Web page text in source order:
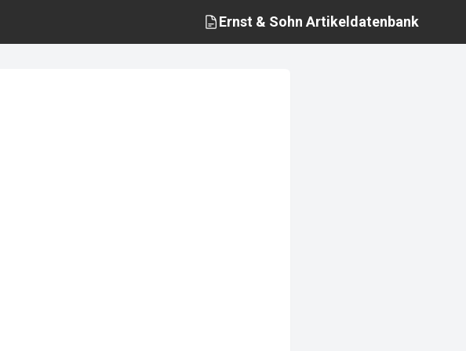
Ernst & Sohn Artikeldatenbank